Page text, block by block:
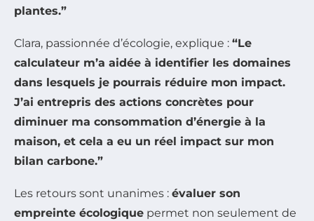
plantes.”
Clara, passionnée d’écologie, explique : “Le
calculateur m’a aidée à identifier les domaines
dans lesquels je pourrais réduire mon impact.
J’ai entrepris des actions concrètes pour
diminuer ma consommation d’énergie à la
maison, et cela a eu un réel impact sur mon
bilan carbone.”
Les retours sont unanimes : évaluer son
empreinte écologique permet non seulement de